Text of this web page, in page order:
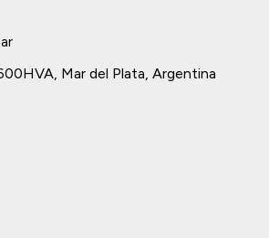
Mar del Plata, Argentina